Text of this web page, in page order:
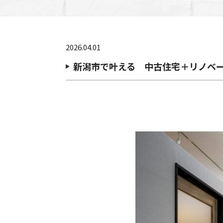
2026.04.01
新潟市で叶える 中古住宅＋リノベ